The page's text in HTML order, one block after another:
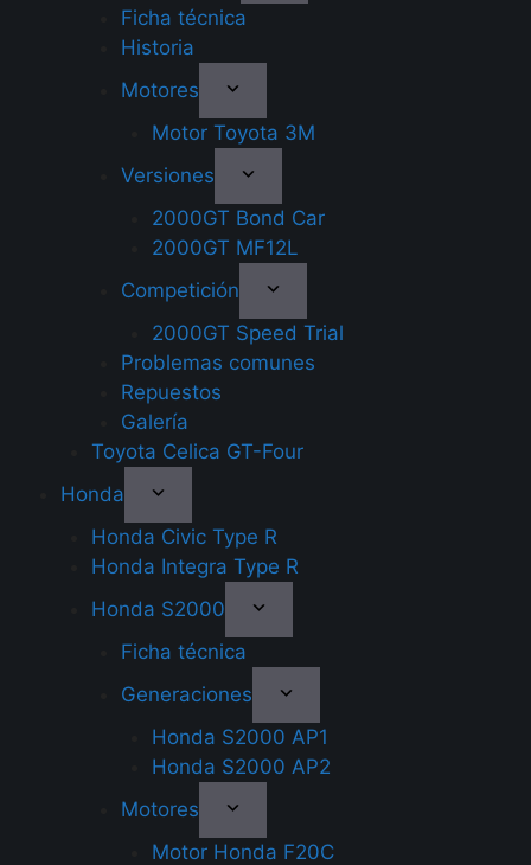
Ficha técnica
Historia
Motores
Motor Toyota 3M
Versiones
2000GT Bond Car
2000GT MF12L
Competición
2000GT Speed Trial
Problemas comunes
Repuestos
Galería
Toyota Celica GT-Four
Honda
Honda Civic Type R
Honda Integra Type R
Honda S2000
Ficha técnica
Generaciones
Honda S2000 AP1
Honda S2000 AP2
Motores
Motor Honda F20C